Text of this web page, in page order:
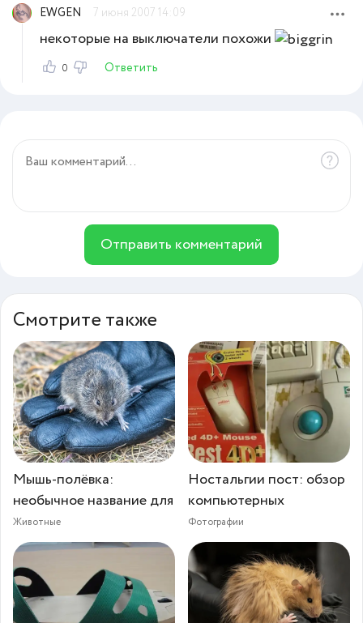
EWGEN
7 июня 2007 14:09
некоторые на выключатели похожи
0 Ответить
Отправить комментарий
Смотрите также
Мышь-полёвка:
необычное название для
Животные
Ностальгии пост: обзор
компьютерных
Фотографии